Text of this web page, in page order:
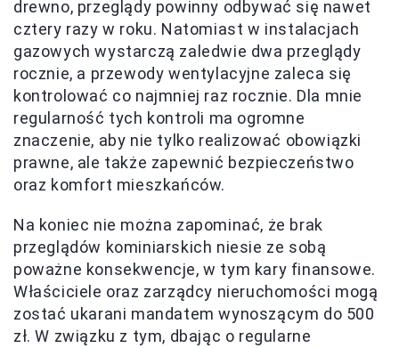
drewno, przeglądy powinny odbywać się nawet
cztery razy w roku. Natomiast w instalacjach
gazowych wystarczą zaledwie dwa przeglądy
rocznie, a przewody wentylacyjne zaleca się
kontrolować co najmniej raz rocznie. Dla mnie
regularność tych kontroli ma ogromne
znaczenie, aby nie tylko realizować obowiązki
prawne, ale także zapewnić bezpieczeństwo
oraz komfort mieszkańców.
Na koniec nie można zapominać, że brak
przeglądów kominiarskich niesie ze sobą
poważne konsekwencje, w tym kary finansowe.
Właściciele oraz zarządcy nieruchomości mogą
zostać ukarani mandatem wynoszącym do 500
zł. W związku z tym, dbając o regularne